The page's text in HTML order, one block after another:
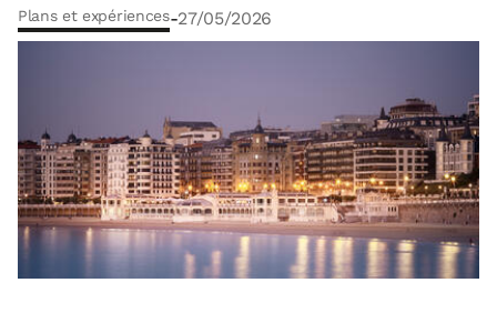
Plans et expériences-27/05/2026